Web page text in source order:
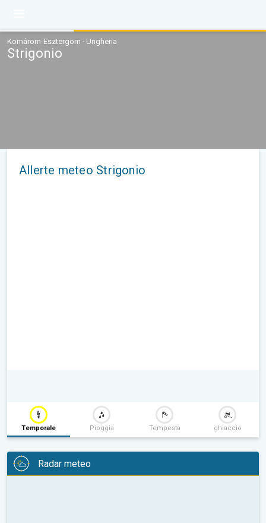
Komárom-Esztergom · Ungheria
Strigonio
Allerte meteo Strigonio
Temporale Pioggia Tempesta ghiaccio
Radar meteo